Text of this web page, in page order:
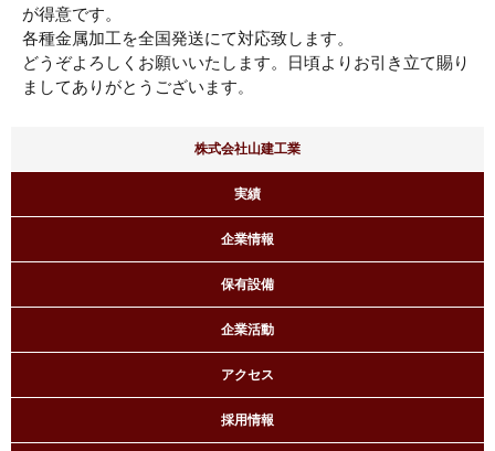
が得意です。
各種金属加工を全国発送にて対応致します。
どうぞよろしくお願いいたします。日頃よりお引き立て賜り
ましてありがとうございます。
株式会社山建工業
実績
企業情報
保有設備
企業活動
アクセス
採用情報